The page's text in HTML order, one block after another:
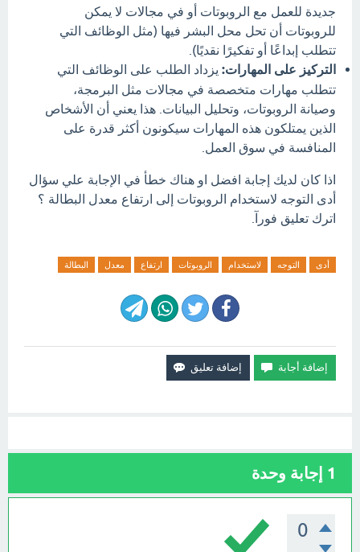
جديدة للعمل مع الروبوتات أو في مجالات لا يمكن
للروبوتات أن تحل محل البشر فيها (مثل الوظائف التي
تتطلب إبداعًا أو تفكيرًا نقديًا).
التركيز على المهارات: يزداد الطلب على الوظائف التي
تتطلب مهارات متخصصة في مجالات مثل البرمجة،
وصيانة الروبوتات، وتحليل البيانات. هذا يعني أن الأشخاص
الذين يمتلكون هذه المهارات سيكونون أكثر قدرة على
المنافسة في سوق العمل.
اذا كان لديك إجابة افضل او هناك خطأ في الإجابة علي سؤال
أدى التوجه لاستخدام الروبوتات إلى ارتفاع معدل البطالة ؟
اترك تعليق فورآ.
أدى التوجه لاستخدام الروبوتات ارتفاع معدل البطالة
1 إجابة وحدة
0